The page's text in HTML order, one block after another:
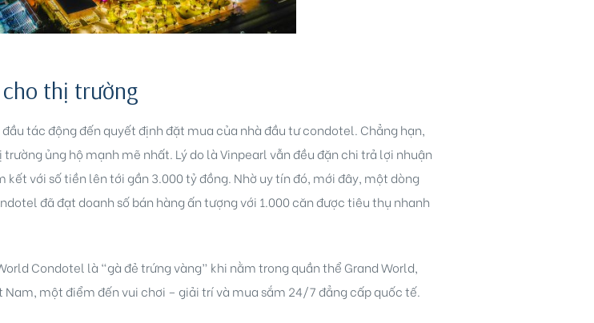
thị trường
tác động đến quyết định đặt mua của nhà đầu tư condotel. Chẳng hạn,
ủng hộ mạnh mẽ nhất. Lý do là Vinpearl vẫn đều đặn chi trả lợi nhuận
với số tiền lên tới gần 3.000 tỷ đồng. Nhờ uy tín đó, mới đây, một dòng
đã đạt doanh số bán hàng ấn tượng với 1.000 căn được tiêu thụ nhanh
Condotel là “gà đẻ trứng vàng” khi nằm trong quần thể Grand World,
một điểm đến vui chơi – giải trí và mua sắm 24/7 đẳng cấp quốc tế.